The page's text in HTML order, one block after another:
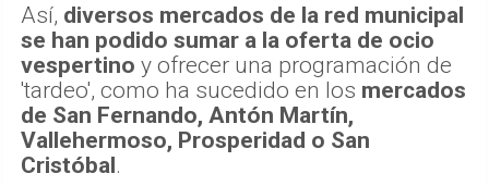
Así, diversos mercados de la red municipal
se han podido sumar a la oferta de ocio
vespertino y ofrecer una programación de
'tardeo', como ha sucedido en los mercados
de San Fernando, Antón Martín,
Vallehermoso, Prosperidad o San
Cristóbal.